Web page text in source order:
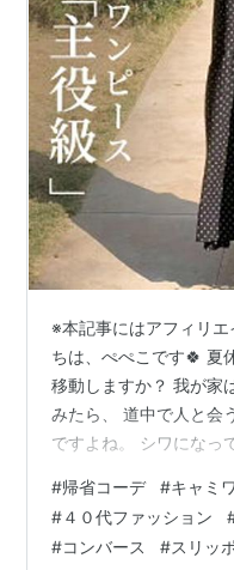
※本記事にはアフィリ
ちは、ぺぺこです🍀 夏
移動しますか？ 我が家
みたら、 道中で人と会
ですよね。 シワになっ
テンションを上げるの
いました(笑)。 長距離
で。 今回は、そんな私
#帰省コーデ #キャミ
#４０代ファッション
#コンバース #スリッ